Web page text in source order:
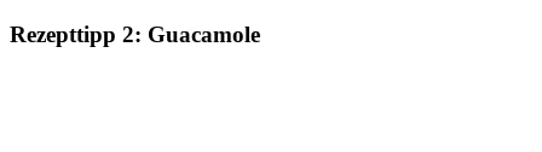
Rezepttipp 2: Guacamole